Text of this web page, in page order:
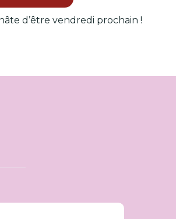
d’être vendredi prochain !